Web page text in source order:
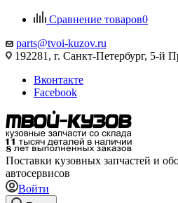
Сравнение товаров0
parts@tvoi-kuzov.ru
192281, г. Санкт-Петербург, 5-й
Вконтакте
Facebook
Поставки кузовных запчастей и
автосервисов
Войти